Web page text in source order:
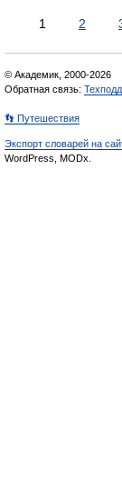
1 2
© Академик, 2000-2026
Обратная связь:
👣 Путешествия
Экспорт словарей на
WordPress, MODx.